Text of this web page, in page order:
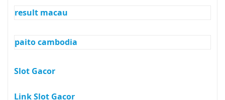
result macau
paito cambodia
Slot Gacor
Link Slot Gacor